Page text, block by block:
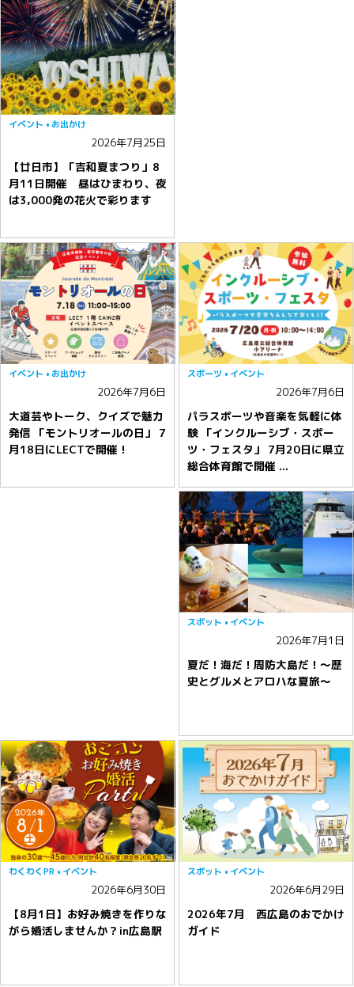
2026年7月25日
【廿日市】「吉和夏まつり」8
月11日開催 昼はひまわり、夜
は3,000発の花火で彩ります
イベント お出かけ
2026年7月6日
大道芸やトーク、クイズで魅力
発信 「モントリオールの日」 7
月18日にLECTで開催！
イベント お出かけ
2026年7月6日
パラスポーツや音楽を気軽に体
験 「インクルーシブ・スポー
ツ・フェスタ」 7月20日に県立
総合体育館で開催 ...
スポーツ イベント
2026年7月1日
夏だ！海だ！周防大島だ！〜歴
史とグルメとアロハな夏旅〜
スポット イベント
2026年6月30日
【8月1日】お好み焼きを作りな
がら婚活しませんか？in広島駅
わくわくPR イベント
2026年6月29日
2026年7月 西広島のおでかけ
ガイド
スポット イベント